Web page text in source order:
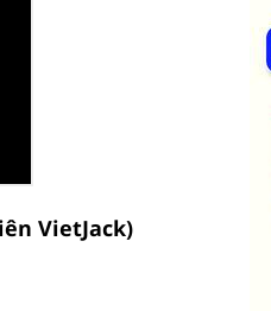
VietJack)